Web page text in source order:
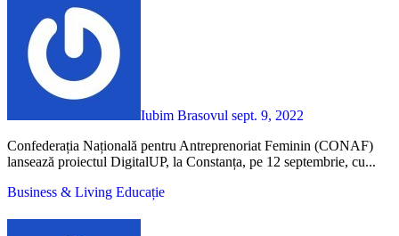
Iubim Brasovul sept. 9, 2022
Confederația Națională pentru Antreprenoriat Feminin (CONAF)
lansează proiectul DigitalUP, la Constanța, pe 12 septembrie, cu...
Business & Living Educație